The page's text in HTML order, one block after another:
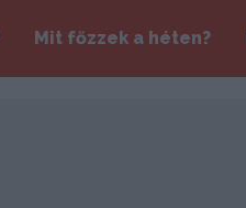
Mit főzzek a héten?